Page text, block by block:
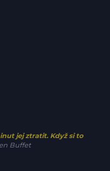
jej ztratit. Když si to
Buffet